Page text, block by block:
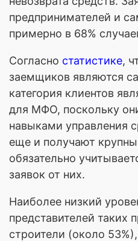
предпринимателей и
примерно в 68%
Согласно статистике,
заемщиков являются
категория клиентов
для МФО, поскольку
навыками управления
еще и получают
обязательно
заявок от них.
Наиболее низкий
представителей таких
строители (около